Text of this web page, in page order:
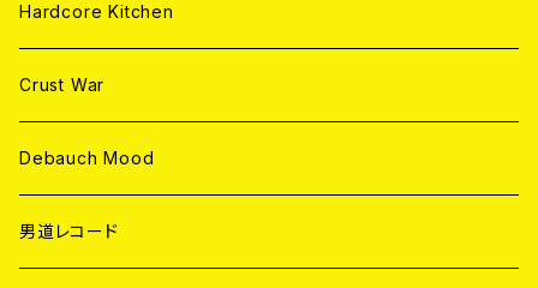
Hardcore Kitchen
Crust War
Debauch Mood
男道レコード